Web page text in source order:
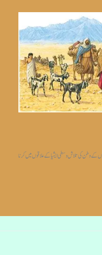
کے وطن کی تلاش وسطی ایشیا کے علاقوں میں کرنا